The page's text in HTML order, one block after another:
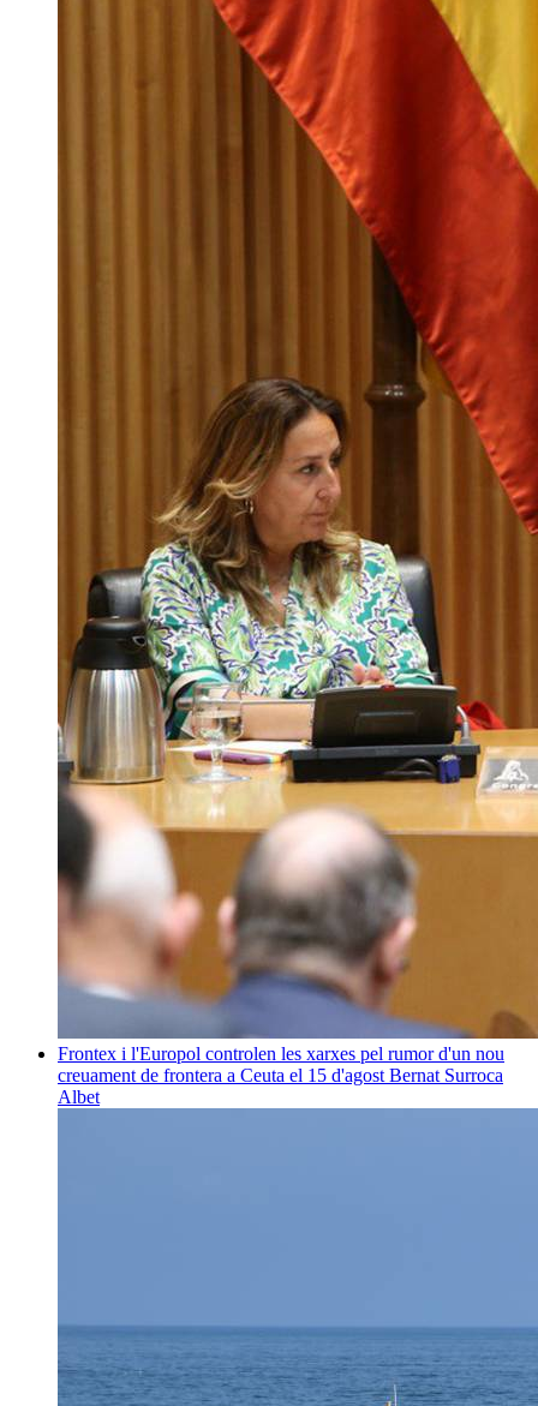
Frontex i l'Europol controlen les xarxes pel rumor d'un nou
creuament de frontera a Ceuta el 15 d'agost Bernat Surroca
Albet